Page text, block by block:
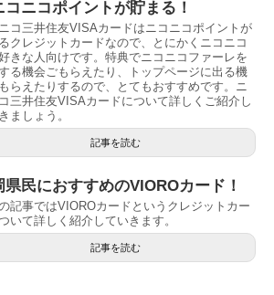
コニコポイントが貯まる！
コ三井住友VISAカードはニコニコポイントが
クレジットカードなので、とにかくニコニコ
きな人向けです。特典でニコニコファーレを
る機会ごもらえたり、トップページに出る機
らえたりするので、とてもおすすめです。ニ
三井住友VISAカードについて詳しくご紹介し
ましょう。
記事を読む
県民におすすめのVIOROカード！
記事ではVIOROカードというクレジットカー
いて詳しく紹介していきます。
記事を読む